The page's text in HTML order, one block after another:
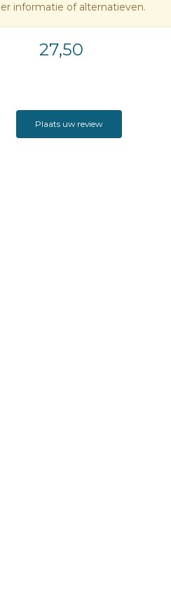
zijn in Nederland tot nu toe meer
verkocht. Dat boek gaat
aan liefde en de uitdrukking
informatie of alternatieven.
27,50
Plaats uw review